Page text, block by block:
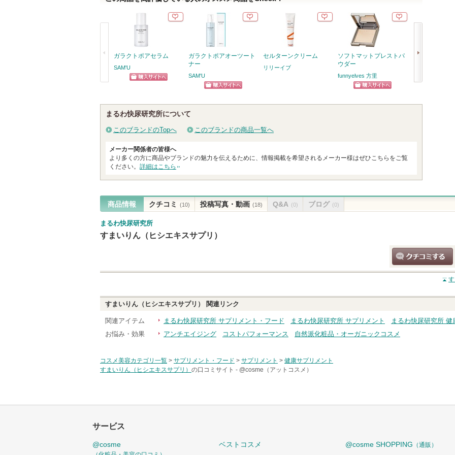
ガラクトポアセラム
SAM'U
ガラクトポアオーツート
ナー
SAM'U
セルターンクリーム
リリーイブ
ソフトマットプレストパ
ウダー
funnyelves 方里
ワンダーシール
まるわ快尿研究所について
このブランドのTopへ このブランドの商品一覧へ
メーカー関係者の皆様へ
より多くの方に商品やブランドの魅力を伝えるために、情報掲載を希望されるメーカー様はぜひこちらをご覧
ください。 詳細はこちら
商品情報 クチコミ (10) 投稿写真・動画 (18) Q&A (0) ブログ (0)
まるわ快尿研究所
すまいりん（ヒシエキスサプリ）
クチコミする
すまいりん（ヒシエキスサプリ） 関連リンク
関連アイテム まるわ快尿研究所 サプリメント・フード まるわ快尿研究所 サプリメント
まるわ快尿研究所 健
お悩み・効果
アンチエイジング コストパフォーマンス 自然派化粧品・オーガニックコスメ
コスメ美容カテゴリ一覧 > サプリメント・フード > サプリメント > 健康サプリメント
すまいりん（ヒシエキスサプリ） の口コミサイト - @cosme（アットコスメ）
サービス
@cosme ベストコスメ @cosme SHOPPING （通販）